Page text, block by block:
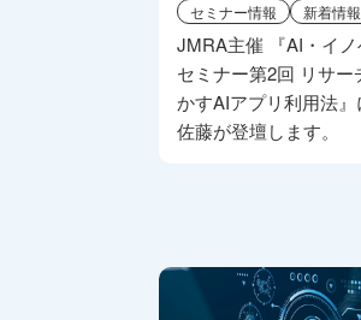
セミナー情報
新着情報
JMRA主催 『AI・イ
セミナー第2回 リサー
かすAIアプリ利用法
佐藤が登壇します。